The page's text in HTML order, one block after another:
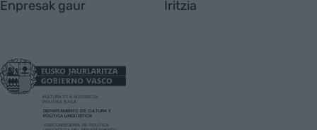
Enpresak gaur Iritzia